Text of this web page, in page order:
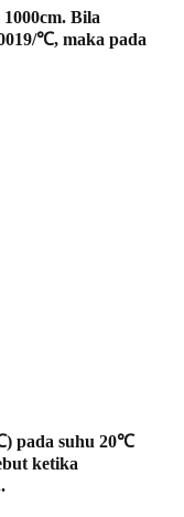
Bila
℃, maka pada
pada suhu 20℃
ketika